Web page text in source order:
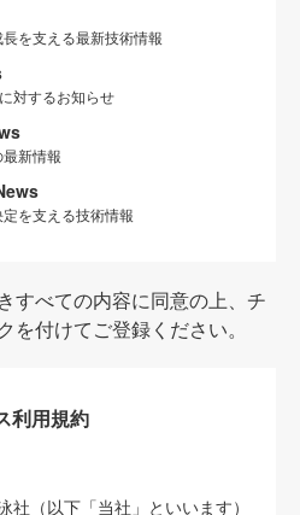
を支える最新技術情報
対するお知らせ
新情報
を支える技術情報
すべての内容に同意の上、チ
を付けてご登録ください。
利用規約
社（以下「当社」といいます）